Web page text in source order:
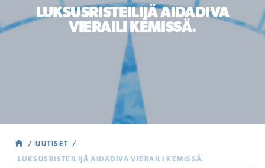
LUKSUSRISTEILIJÄ AIDADIVA
VIERAILI KEMISSÄ.
UUTISET
LUKSUSRISTEILIJÄ AIDADIVA VIERAILI KEMISSÄ.